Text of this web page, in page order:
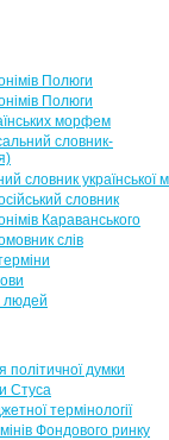
Полюги
Полюги
морфем
словник-
словник української
словник
Караванського
слів
людей
політичної думки
Стуса
термінології
Фондового ринку